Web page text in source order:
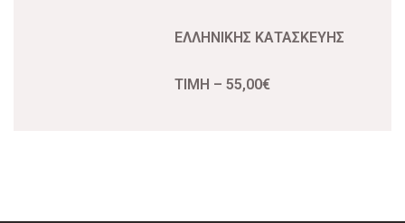
ΕΛΛΗΝΙΚΗΣ ΚΑΤΑΣΚΕΥΗΣ
ΤΙΜΗ – 55,00€